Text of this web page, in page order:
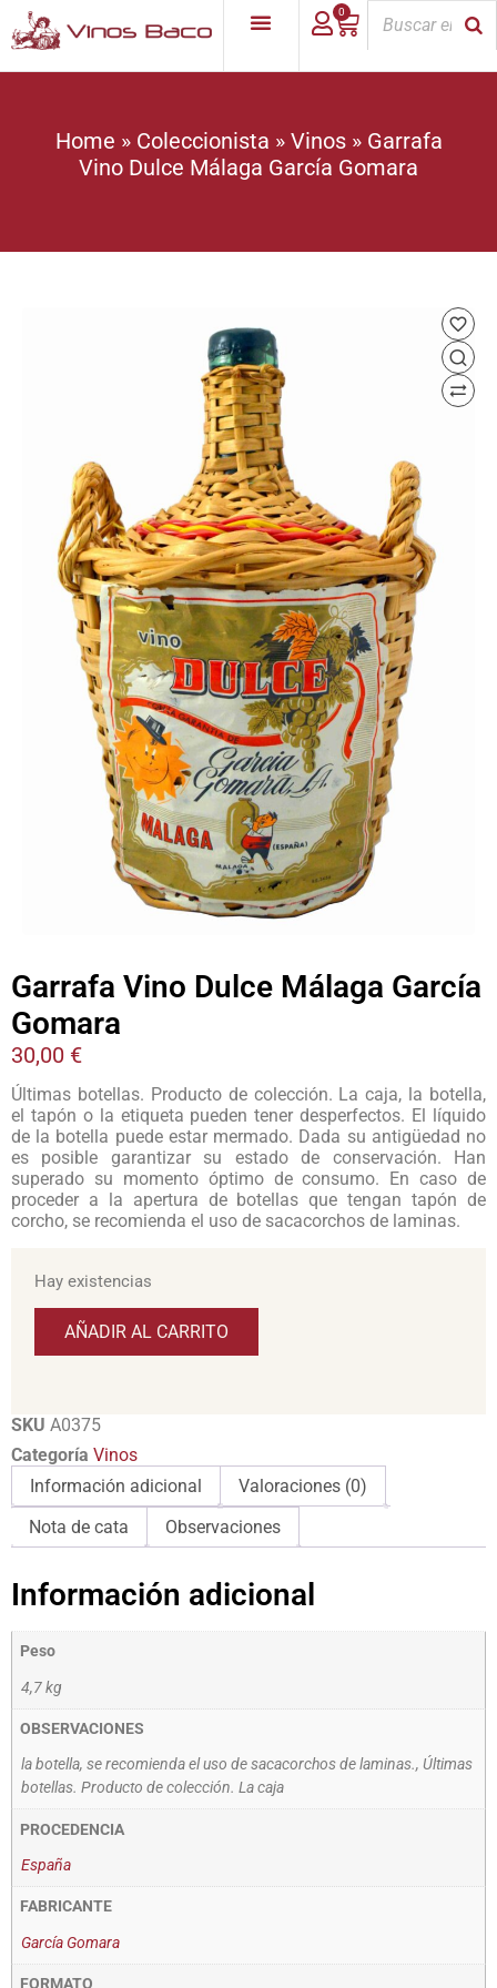
0
Home » Coleccionista » Vinos» Garrafa
Vino Dulce Málaga García Gomara
Garrafa Vino Dulce Málaga García
Gomara
30,00 €
Últimas botellas. Producto de colección. La caja, la botella,
el tapón o la etiqueta pueden tener desperfectos. El líquido
de la botella puede estar mermado. Dada su antigüedad no
es posible garantizar su estado de conservación. Han
superado su momento óptimo de consumo. En caso de
proceder a la apertura de botellas que tengan tapón de
corcho, se recomienda el uso de sacacorchos de laminas.
Hay existencias
AÑADIR AL CARRITO
SKU A0375
Categoría Vinos
Información adicional
Valoraciones (0)
Nota de cata
Observaciones
Información adicional
Peso
4,7 kg
OBSERVACIONES
la botella, se recomienda el uso de sacacorchos de laminas., Últimas
botellas. Producto de colección. La caja
PROCEDENCIA
España
FABRICANTE
García Gomara
FORMATO